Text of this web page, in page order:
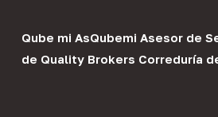
Qube mi AsQubemi Asesor de
de Quality Brokers Correduría